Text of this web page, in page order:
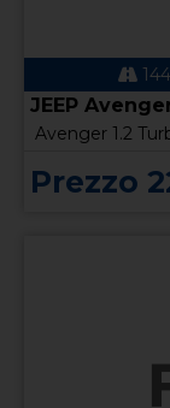
JEEP
Avenger 1.2
Prezzo